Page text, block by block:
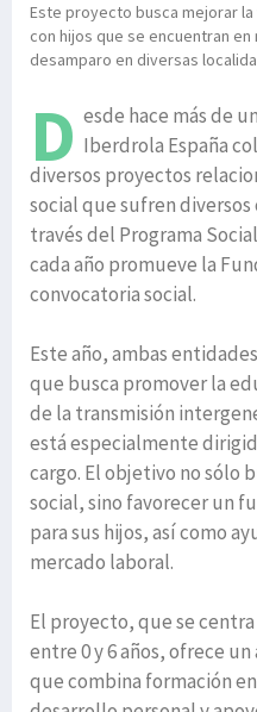
Este proyecto busca mejorar
con hijos que se encuentran
desamparo en diversas
D esde hace más de
Iberdrola España
diversos proyectos
social que sufren
través del Programa
cada año promueve la
convocatoria social.
Este año, ambas
que busca promover la
de la transmisión
está especialmente
cargo. El objetivo no sólo
social, sino favorecer un
para sus hijos, así como
mercado laboral.
El proyecto, que se
entre 0 y 6 años, ofrece
que combina formación